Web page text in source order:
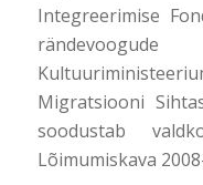
Integreerimise
Migratsiooni
soodustab
Lõimumiskava